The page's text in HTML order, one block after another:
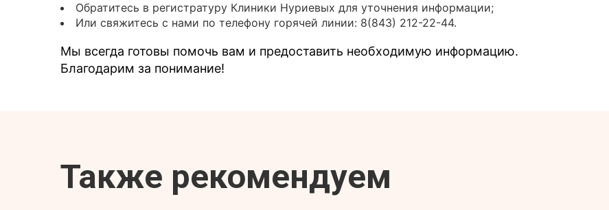
Обратитесь в регистратуру Клиники Нуриевых для уточнения информации;
Или свяжитесь с нами по телефону горячей линии: 8(843) 212-22-44.
Мы всегда готовы помочь вам и предоставить необходимую информацию.
Благодарим за понимание!
Также рекомендуем